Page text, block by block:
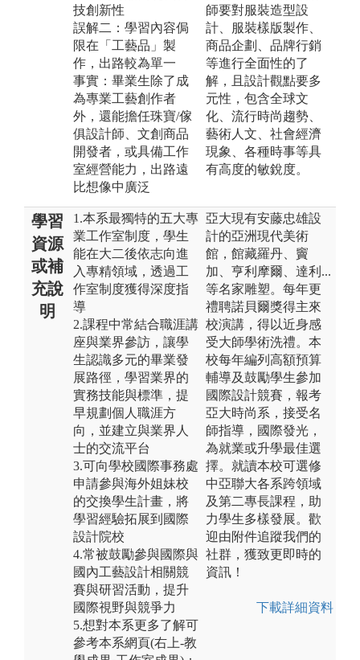
技創新性
誤解二：學習內容侷
限在「工藝品」製
作，出路較為單一
事實：畢業生除了成
為專業工藝創作者
外，還能擔任珠寶/傢
俱設計師、文創商品
開發者，或具備工作
室經營能力，出路遠
比想像中廣泛
師要對服裝造型設
計、服裝樣版製作、
商品企劃、品牌行銷
等進行全面性的了
解，且設計觀點要多
元性，包含全球文
化、流行時尚趨勢、
藝術人文、社會經濟
現象、各種時事等具
有高度的敏銳度。
學習
資源
或補
充說
明
1.本系最獨特的五大專
業工作室制度，學生
能在大二後依志向進
入專精領域，透過工
作室制度獲得深度指
導
2.課程中常結合職涯講
座與業界參訪，讓學
生認識多元的畢業發
展路徑，學習業界的
實務技能與標準，提
早規劃個人職涯方
向，並建立與業界人
士的交流平台
3.可向學校國際事務處
申請參與海外姐妹校
的交換學生計畫，將
學習經驗拓展到國際
設計院校
4.常被鼓勵參與國際與
國內工藝設計相關競
賽與研習活動，提升
國際視野與競爭力
5.想對本系更多了解可
參考本系網頁(右上-教
亞大現有安藤忠雄設
計的亞洲現代美術
館，館藏羅丹、竇
加、亨利摩爾、達利...
等名家雕塑。每年更
禮聘諾貝爾獎得主來
校演講，得以近身感
受大師學術洗禮。本
校每年編列高額預算
輔導及鼓勵學生參加
國際設計競賽，報考
亞大時尚系，接受名
師指導，國際發光，
為就業或升學最佳選
擇。就讀本校可選修
中亞聯大各系跨領域
及第二專長課程，助
力學生多樣發展。歡
迎由附件追蹤我們的
社群，獲致更即時的
資訊！
下載詳細資料